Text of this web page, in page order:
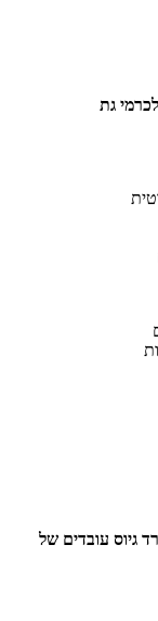
גת
גיוס עובדים של